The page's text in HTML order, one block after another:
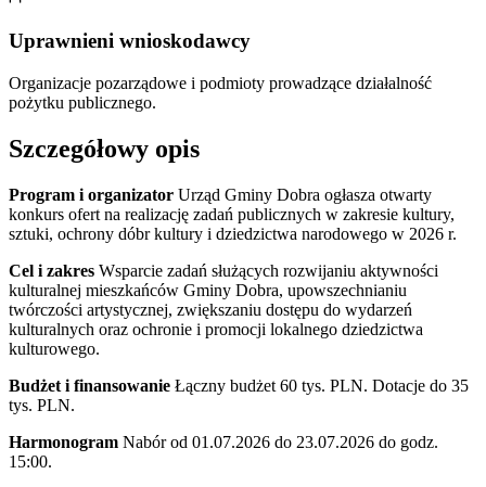
Uprawnieni wnioskodawcy
Organizacje pozarządowe i podmioty prowadzące działalność
pożytku publicznego.
Szczegółowy opis
Program i organizator Urząd Gminy Dobra ogłasza otwarty
konkurs ofert na realizację zadań publicznych w zakresie kultury,
sztuki, ochrony dóbr kultury i dziedzictwa narodowego w 2026 r.
Cel i zakres Wsparcie zadań służących rozwijaniu aktywności
kulturalnej mieszkańców Gminy Dobra, upowszechnianiu
twórczości artystycznej, zwiększaniu dostępu do wydarzeń
kulturalnych oraz ochronie i promocji lokalnego dziedzictwa
kulturowego.
Budżet i finansowanie Łączny budżet 60 tys. PLN. Dotacje do 35
tys. PLN.
Harmonogram Nabór od 01.07.2026 do 23.07.2026 do godz.
15:00.